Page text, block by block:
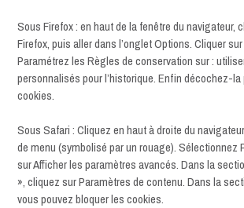
Sous Firefox : en haut de la fenêtre du navigateur,
Firefox, puis aller dans l’onglet Options. Cliquer
Paramétrez les Règles de conservation sur :
personnalisés pour l’historique. Enfin décochez-
cookies.
Sous Safari : Cliquez en haut à droite du
de menu (symbolisé par un rouage). Sélectionnez
sur Afficher les paramètres avancés. Dans la
», cliquez sur Paramètres de contenu. Dans la
vous pouvez bloquer les cookies.